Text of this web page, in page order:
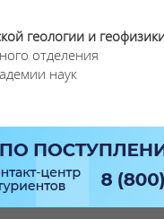
геологии и
отделения
наук